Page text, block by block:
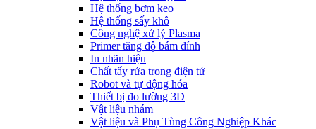
Hệ thống bơm keo
Hệ thống sấy khô
Công nghệ xử lý Plasma
Primer tăng độ bám dính
In nhãn hiệu
Chất tẩy rửa trong điện tử
Robot và tự động hóa
Thiết bị đo lường 3D
Vật liệu nhám
Vật liệu và Phụ Tùng Công Nghiệp Khác